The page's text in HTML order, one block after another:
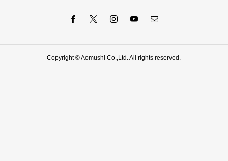
Copyright © Aomushi Co.,Ltd. All rights reserved.